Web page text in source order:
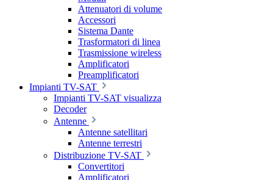
Attenuatori di volume
Accessori
Sistema Dante
Trasformatori di linea
Trasmissione wireless
Amplificatori
Preamplificatori
Impianti TV-SAT
Impianti TV-SAT visualizza
Decoder
Antenne
Antenne satellitari
Antenne terrestri
Distribuzione TV-SAT
Convertitori
Amplificatori